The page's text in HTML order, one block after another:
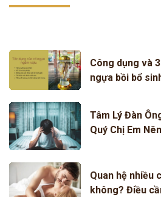
Công dụng và
ngựa bồi bổ
Tâm Lý Đàn
Quý Chị Em
Quan hệ nhiều
không? Điều